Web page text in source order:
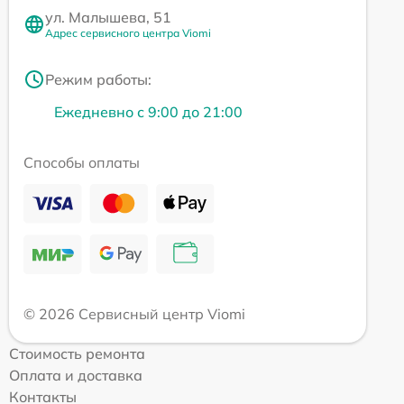
ул. Малышева, 51
Адрес сервисного центра Viomi
Режим работы:
Ежедневно с 9:00 до 21:00
Способы оплаты
© 2026 Сервисный центр Viomi
Стоимость ремонта
Оплата и доставка
Контакты